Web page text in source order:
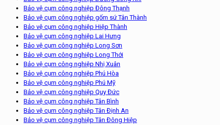
Bảo vệ cụm công nghiệp Đông Thạnh
Bảo vệ cụm công nghiệp gốm sứ Tân Thành
Bảo vệ cụm công nghiệp Hiệp Thành
Bảo vệ cụm công nghiệp Lai Hưng
Bảo vệ cụm công nghiệp Long Sơn
Bảo vệ cụm công nghiệp Long Thới
Bảo vệ cụm công nghiệp Nhị Xuân
Bảo vệ cụm công nghiệp Phú Hòa
Bảo vệ cụm công nghiệp Phú Mỹ
Bảo vệ cụm công nghiệp Quy Đức
Bảo vệ cụm công nghiệp Tân Bình
Bảo vệ cụm công nghiệp Tân Định An
Bảo vệ cụm công nghiệp Tân Đông Hiệp